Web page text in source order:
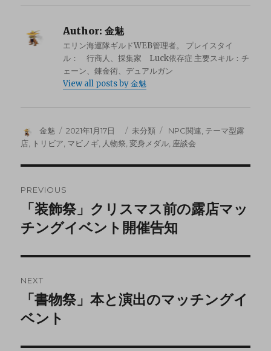
Author: 金魅
エリン海運隊ギルドWEB管理者。 プレイスタイ
ル： 行商人、採集家 Luck依存症 主要スキル：チ
ェーン、錬金術、デュアルガン
View all posts by 金魅
金魅 2021年1月17日 未分類 NPC関連 テーマ型露
店, トリビア, マビノギ, 人物祭,変身メダル, 座談会
PREVIOUS
「装飾祭」クリスマス前の露店マッ
チングイベント開催告知
NEXT
「書物祭」本と演出のマッチングイ
ベント